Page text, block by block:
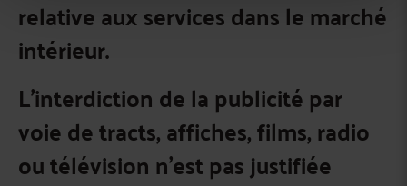
relative aux services dans le marché
intérieur.
L’interdiction de la publicité par
voie de tracts, affiches, films, radio
ou télévision n’est pas justifiée